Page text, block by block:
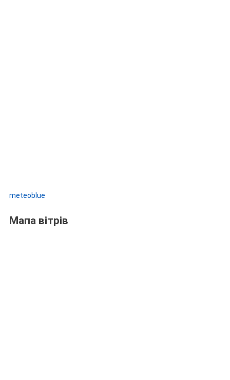
meteoblue
Мапа вітрів